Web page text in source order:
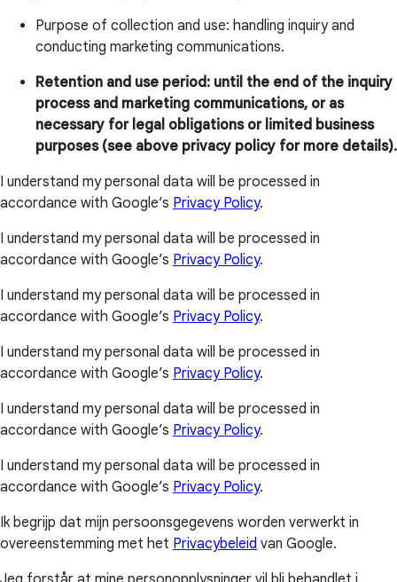
Purpose of collection and use: handling inquiry and
conducting marketing communications.
Retention and use period: until the end of the inquiry
process and marketing communications, or as
necessary for legal obligations or limited business
purposes (see above privacy policy for more details).
I understand my personal data will be processed in
accordance with Google’s Privacy Policy.
I understand my personal data will be processed in
accordance with Google’s Privacy Policy.
I understand my personal data will be processed in
accordance with Google’s Privacy Policy.
I understand my personal data will be processed in
accordance with Google’s Privacy Policy.
I understand my personal data will be processed in
accordance with Google’s Privacy Policy.
I understand my personal data will be processed in
accordance with Google’s Privacy Policy.
Ik begrijp dat mijn persoonsgegevens worden verwerkt in
overeenstemming met het Privacybeleid van Google.